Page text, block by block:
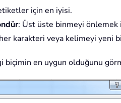
için en iyisi.
: Üst üste binmeyi önlemek
her karakteri veya kelimeyi yeni
biçimin en uygun olduğunu